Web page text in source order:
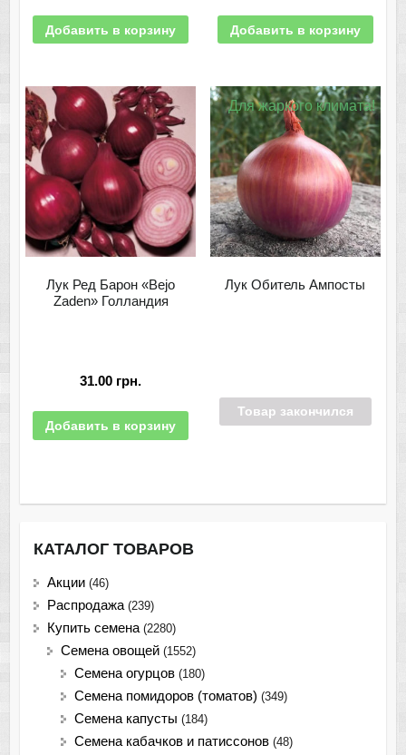
Добавить в корзину Добавить в корзину
Лук Ред Барон «Bejo
Zaden» Голландия
31.00 грн.
Добавить в корзину
Для жаркого климата!
Лук Обитель Ампосты
Товар закончился
КАТАЛОГ ТОВАРОВ
Акции (46)
Распродажа (239)
Купить семена (2280)
Семена овощей (1552)
Семена огурцов (180)
Семена помидоров (томатов) (349)
Семена капусты (184)
Семена кабачков и патиссонов (48)